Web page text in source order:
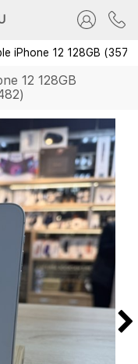
iPhone 12 128GB
12 128GB